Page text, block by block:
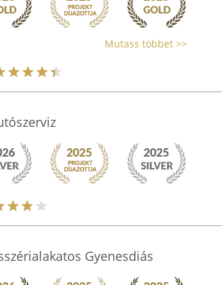
Mutass többet >>
Gyenesdiás